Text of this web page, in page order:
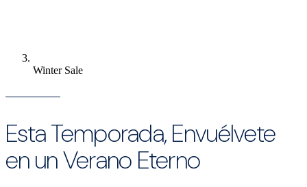
Winter Sale
Esta Temporada, Envuélvete
en un Verano Eterno